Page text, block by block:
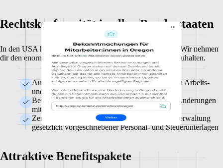
Rechtskonformität in allen Bundesstaaten
In den USA hat jeder Bundesstaat eigene Arbeitsgesetze. Wir nehmen
dir den enormen Aufwand ab, sie alle zu kennen und einzuhalten.
Automatische Anmeldung bei bundesstaatlichen Arbeits-
und Steuerbehörden
Benachrichtigung in Echtzeit bei gesetzlichen Änderungen
mit Auswirkungen auf dein Unternehmen
Zentrale und übersichtliche Speicherung und Verwaltung
gesetzlich vorgeschriebener Personal- und Steuerunterlagen
Attraktive Benefitspakete